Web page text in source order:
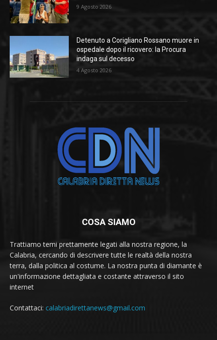
9 Agosto 2026
Detenuto a Corigliano Rossano muore in
ospedale dopo il ricovero: la Procura
indaga sul decesso
4 Agosto 2026
COSA SIAMO
Trattiamo temi prettamente legati alla nostra regione, la
Calabria, cercando di descrivere tutte le realtà della nostra
terra, dalla politica al costume. La nostra punta di diamante è
un'informazione dettagliata e costante attraverso il sito
internet
Contattaci: calabriadirettanews@gmail.com